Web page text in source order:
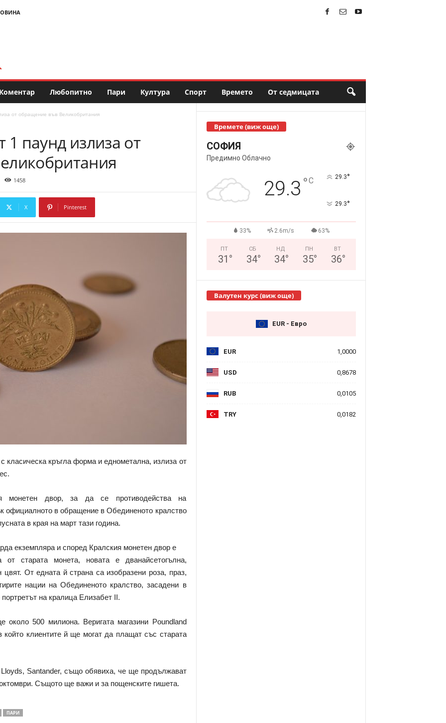
Коментар Любопитно Пари Култура Спорт Времето От седмицата
от обращение във Великобритания
1 паунд излиза от
1458
X Pinterest
класическа кръгла форма и еднометална, излиза от
монетен двор, за да се противодейства на
официалното в обращение в Обединеното кралство
в края на март тази година.
екземпляра и според Кралския монетен двор е
от старата монета, новата е дванайсетогълна,
От едната й страна са изобразени роза, праз,
нации на Обединеното кралство, засадени в
на кралица Елизабет II.
около 500 милиона. Веригата магазини Poundland
клиентите й ще могат да плащат със старата
Santander, също обявиха, че ще продължават
Същото ще важи и за пощенските гишета.
ПАРИ
Времете (виж още)
СОФИЯ
Предимно Облачно
29.3 °C 29.3°
29.3°
33% 2.6m/s 63%
ПТ
31 °
СБ
34°
НД
34°
ПН
35°
ВТ
36°
Валутен курс (виж още)
EUR - Евро
EUR 1,0000
USD 0,8678
RUB 0,0105
TRY 0,0182